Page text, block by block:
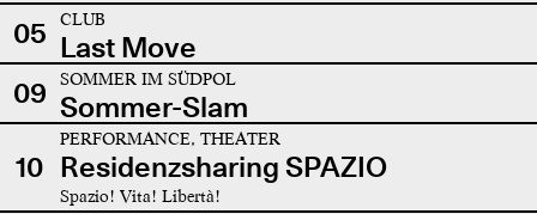
05 CLUB
Last Move
09
SOMMER IM SÜDPOL
Sommer-Slam
10
PERFORMANCE, THEATER
Residenzsharing SPAZIO
Spazio! Vita! Libertà!